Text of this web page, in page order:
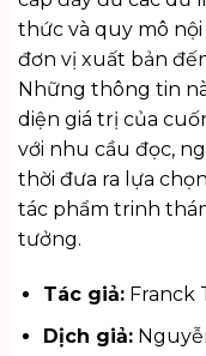
thức và quy mô
đơn vị xuất bản
Những thông tin
diện giá trị của
với nhu cầu đọc,
thời đưa ra lựa
tác phẩm trinh
tưởng.
Tác giả:Franck
Dịch giả: